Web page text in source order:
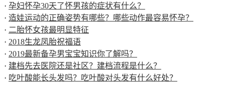
· 孕妇怀孕30天了怀男孩的症状有什么？
· 造娃运动的正确姿势有哪些？哪些动作最容易怀孕？
· 二胎怀女孩最明显特征
· 2018生龙凤胎祝福语
· 2019最新备孕男宝宝知识你了解吗？
· 建档先去医院还是社区？建档流程是什么？
· 吃叶酸能长头发吗？吃叶酸对头发有什么好处？